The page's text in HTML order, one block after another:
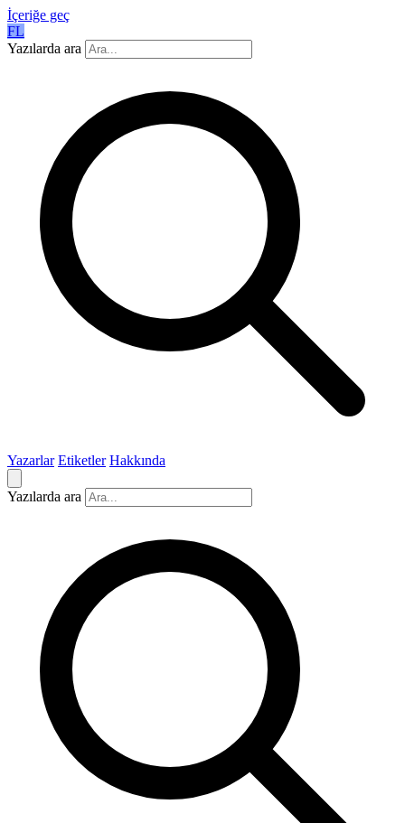
İçeriğe geç
FL
Yazılarda ara
Yazarlar Etiketler Hakkında
Yazılarda ara